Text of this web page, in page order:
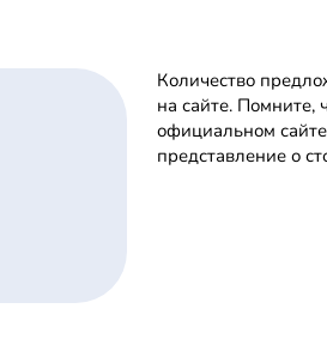
Количество
на сайте.
официальном
представление о